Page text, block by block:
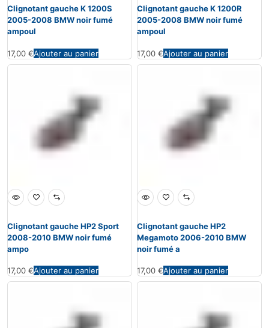
Clignotant gauche K 1200S
2005-2008 BMW noir fumé
ampoul
17,00 €Ajouter au panier
Clignotant gauche K 1200R
2005-2008 BMW noir fumé
ampoul
17,00 €Ajouter au panier
Clignotant gauche HP2 Sport
2008-2010 BMW noir fumé
ampo
17,00 €Ajouter au panier
Clignotant gauche HP2
Megamoto 2006-2010 BMW
noir fumé a
17,00 €Ajouter au panier